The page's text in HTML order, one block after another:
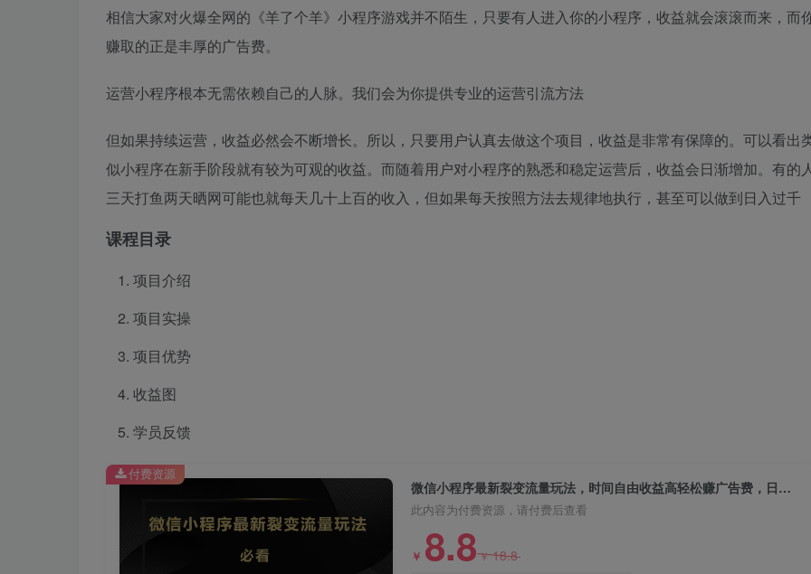
相信大家对火爆全网的《羊了个羊》小程序游戏并不陌生，只要有人进入你的小程序，收益就会滚滚而来，而
赚取的正是丰厚的广告费。
运营小程序根本无需依赖自己的人脉。我们会为你提供专业的运营引流方法
但如果持续运营，收益必然会不断增长。所以，只要用户认真去做这个项目，收益是非常有保障的。可以看出
似小程序在新手阶段就有较为可观的收益。而随着用户对小程序的熟悉和稳定运营后，收益会日渐增加。有的
三天打鱼两天晒网可能也就每天几十上百的收入，但如果每天按照方法去规律地执行，甚至可以做到日入过千
课程目录
项目介绍
项目实操
项目优势
收益图
学员反馈
微信小程序最新裂变流量玩法，时间自由收益高轻松赚广告费，日入200-500+
此内容为付费资源，请付费后查看
￥ 8.8￥18.8
付费资源